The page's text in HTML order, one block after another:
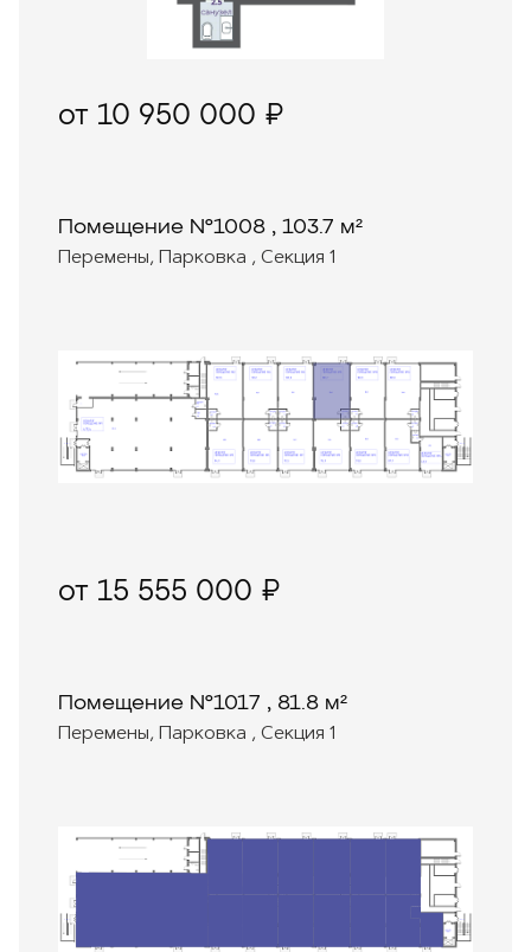
от 10 950 000 ₽
Помещение №1008 , 103.7 м²
Перемены, Парковка , Секция 1
от 15 555 000 ₽
Помещение №1017 , 81.8 м²
Перемены, Парковка , Секция 1